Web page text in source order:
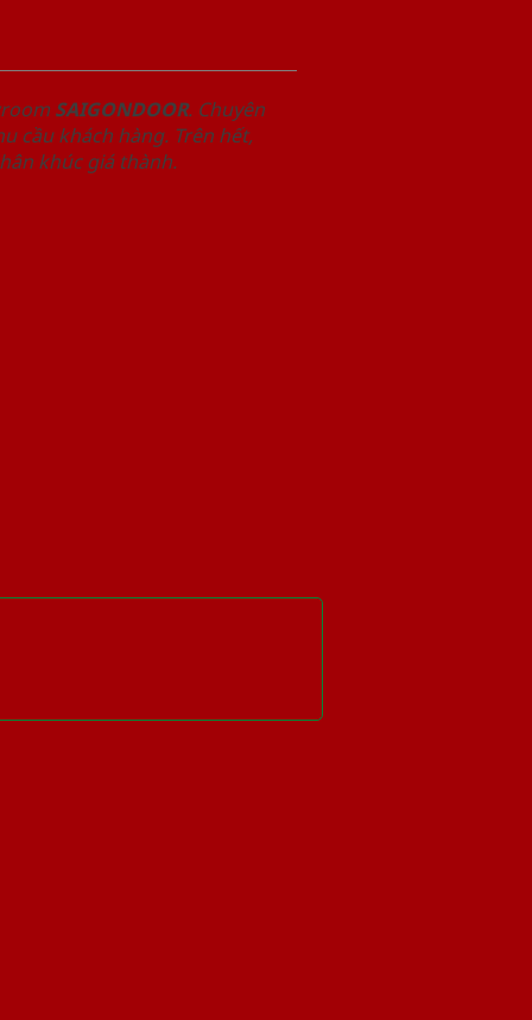
SAIGONDOOR. Chuyên
cầu khách hàng. Trên hết,
khúc giá thành.